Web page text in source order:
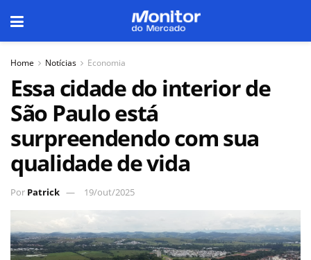
Home Notícias Economia
Essa cidade do interior de
São Paulo está
surpreendendo com sua
qualidade de vida
Por Patrick 19/out/2025